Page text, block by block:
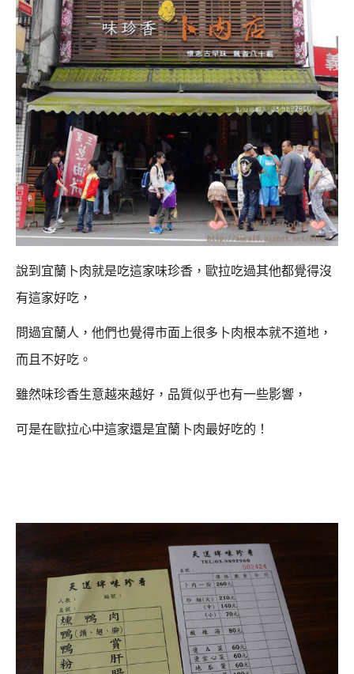
說到宜蘭卜肉就是吃這家味珍香，歐拉吃過其他都覺得沒
有這家好吃，
問過宜蘭人，他們也覺得市面上很多卜肉根本就不道地，
而且不好吃。
雖然味珍香生意越來越好，品質似乎也有一些影響，
可是在歐拉心中這家還是宜蘭卜肉最好吃的！